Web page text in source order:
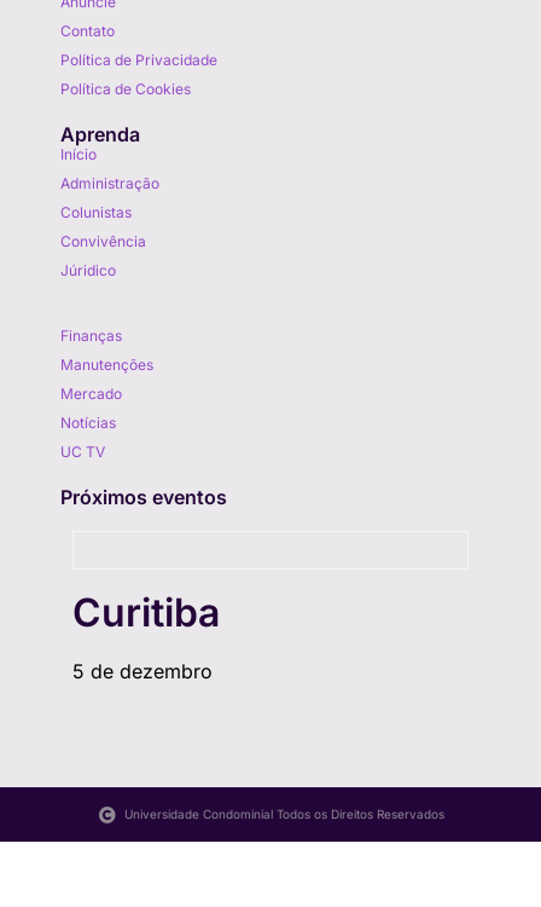
Contato
Política de Privacidade
Política de Cookies
Aprenda
Início
Administração
Colunistas
Convivência
Júridico
Finanças
Manutenções
Mercado
Notícias
UC TV
Próximos eventos
Curitiba
5 de dezembro
Universidade Condominial Todos os Direitos Reservados